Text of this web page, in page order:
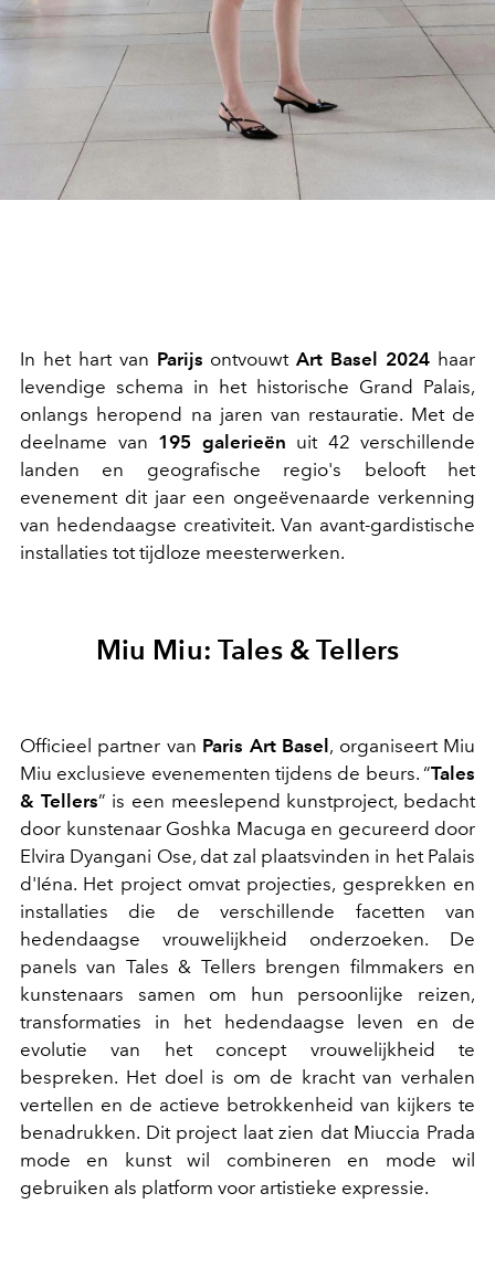
In het hart van Parijs ontvouwtArt Basel 2024 haar
levendige schema in het historische Grand Palais,
onlangs heropend na jaren van restauratie. Met de
deelname van 195 galerieën uit 42 verschillende
landen en geografische regio's belooft het
evenement dit jaar een ongeëvenaarde verkenning
van hedendaagse creativiteit. Van avant-gardistische
installaties tot tijdloze meesterwerken.
Miu Miu: Tales & Tellers
Officieel partner van Paris Art Basel , organiseert Miu
Miu exclusieve evenementen tijdens de beurs. “Tales
& Tellers” is een meeslepend kunstproject, bedacht
door kunstenaar Goshka Macuga en gecureerd door
Elvira Dyangani Ose, dat zal plaatsvinden in het Palais
d'Iéna. Het project omvat projecties, gesprekken en
installaties die de verschillende facetten van
hedendaagse vrouwelijkheid onderzoeken. De
panels van Tales & Tellers brengen filmmakers en
kunstenaars samen om hun persoonlijke reizen,
transformaties in het hedendaagse leven en de
evolutie van het concept vrouwelijkheid te
bespreken. Het doel is om de kracht van verhalen
vertellen en de actieve betrokkenheid van kijkers te
benadrukken. Dit project laat zien dat Miuccia Prada
mode en kunst wil combineren en mode wil
gebruiken als platform voor artistieke expressie.